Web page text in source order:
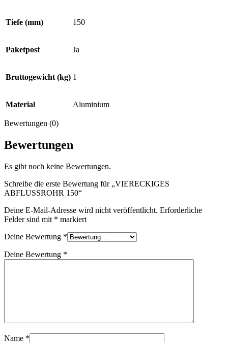
Tiefe (mm) 150
Paketpost Ja
Bruttogewicht (kg) 1
Material Aluminium
Bewertungen (0)
Bewertungen
Es gibt noch keine Bewertungen.
Schreibe die erste Bewertung für „VIERECKIGES
ABFLUSSROHR 150“
Deine E-Mail-Adresse wird nicht veröffentlicht. Erforderliche
Felder sind mit * markiert
Deine Bewertung *
Deine Bewertung *
Name *